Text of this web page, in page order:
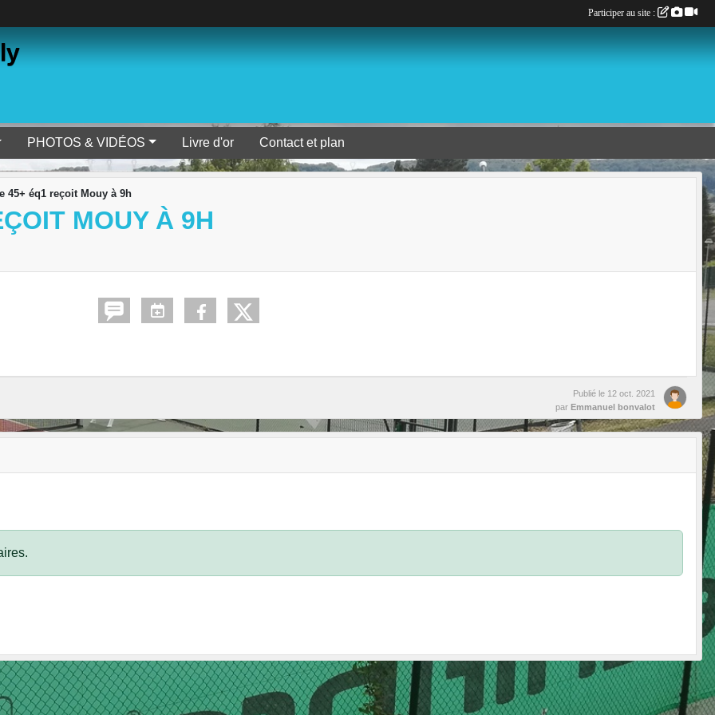
PHOTOS & VIDÉOS Livre d'or Contact et plan
45+ éq1 reçoit Mouy à 9h
MOUY À 9H
Publié le 12 oct. 2021
par Emmanuel bonvalot
Participer au site :